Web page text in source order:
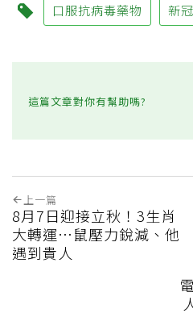
口服抗病毒藥物 新
這篇文章對你有幫助嗎?
上一篇
8月7日迎接立秋！3生肖
大轉運…鼠壓力銳減、他
遇到貴人